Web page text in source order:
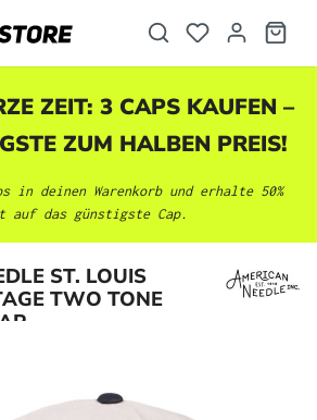
ZEIT: 3 CAPS KAUFEN –
ZUM HALBEN PREIS!
in deinen Warenkorb und erhalte 50%
auf das günstigste Cap.
ST. LOUIS
TWO TONE